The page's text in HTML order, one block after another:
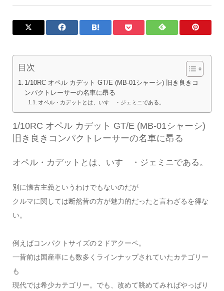
目次
1/10RC オペル カデット GT/E (MB-01シャーシ) 旧き良きコ
ンパクトレーサーの名車に昂る
オペル・カデットとは、いすゞ・ジェミニである。
1/10RC オペル カデット GT/E (MB-01シャーシ)
旧き良きコンパクトレーサーの名車に昂る
オペル・カデットとは、いすゞ・ジェミニである。
別に懐古主義というわけでもないのだが
クルマに関しては断然昔の方が魅力的だったと言わざるを得な
い。
例えばコンパクトサイズの２ドアクーペ。
一昔前は国産車にも数多くラインナップされていたカテゴリー
も
現代では希少カテゴリー。でも、改めて眺めてみればやっぱり